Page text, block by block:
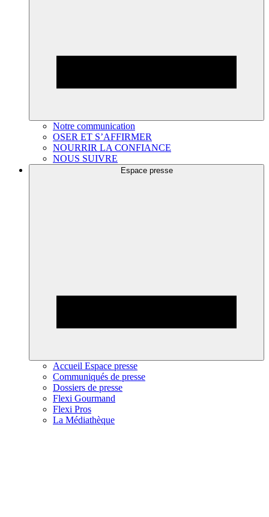
Notre communication
OSER ET S’AFFIRMER
NOURRIR LA CONFIANCE
NOUS SUIVRE
Espace presse
Accueil Espace presse
Communiqués de presse
Dossiers de presse
Flexi Gourmand
Flexi Pros
La Médiathèque